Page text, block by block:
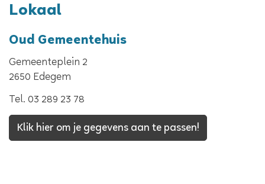
Lokaal
Oud Gemeentehuis
Gemeenteplein 2
,2650 Edegem
Tel. 03 289 23 78
Klik hier om je gegevens aan te passen!